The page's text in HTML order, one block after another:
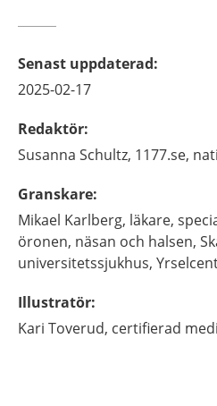
Senast uppdaterad:
2025-02-17
Redaktör:
Susanna Schultz, 1177.se,
Granskare:
Mikael Karlberg, läkare,
öronen, näsan och halsen,
universitetssjukhus,
Illustratör:
Kari Toverud, certifierad